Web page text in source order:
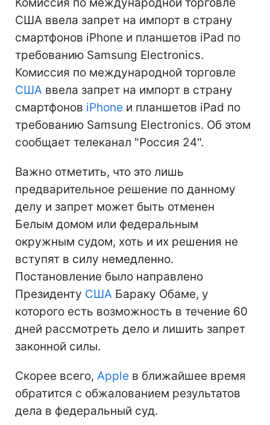
США ввела запрет на импорт в страну
смартфонов iPhone и планшетов iPad по
требованию Samsung Electronics.
Комиссия по международной торговле
США ввела запрет на импорт в страну
смартфонов iPhone и планшетов iPad по
требованию Samsung Electronics. Об этом
сообщает телеканал "Россия 24".
Важно отметить, что это лишь
предварительное решение по данному
делу и запрет может быть отменен
Белым домом или федеральным
окружным судом, хоть и их решения не
вступят в силу немедленно.
Постановление было направлено
Президенту США Бараку Обаме, у
которого есть возможность в течение 60
дней рассмотреть дело и лишить запрет
законной силы.
Скорее всего, Apple в ближайшее время
обратится с обжалованием результатов
дела в федеральный суд.